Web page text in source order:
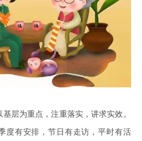
层为重点，注重落实，讲求实效。
度有安排，节日有走访，平时有活